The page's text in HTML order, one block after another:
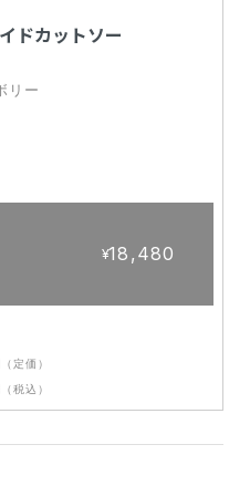
ドカットソー
リー
¥18,480
（定価）
（税込）